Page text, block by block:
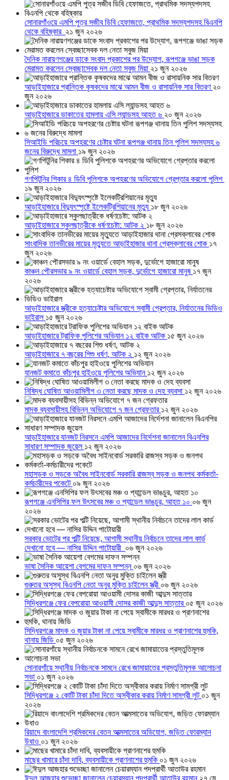
সোনারগাঁওয়ে এমপি পুত্র সজীব ডিবি হেফাজতে, প্রাথমিক সদস্যপদসহ বিএনপি
থেকে বহিষ্কার ২১ জুন ২০২৬
দৈনিক নারায়ণগঞ্জের ডাকে সংবাদ প্রকাশের পর উদ্যোগ, রূপগঞ্জে ভাঙা সড়ক
মেরামত করলেন স্বেচ্ছাসেবক দল নেতা সবুজ মিয়া ২১ জুন ২০২৬
আড়াইহাজারে প্রান্তিক কৃষকদের মাঝে আমন বীজ ও রাসায়নিক সার বিতরণ ২০
জুন ২০২৬
আড়াইহাজারে ডাকাতের হামলায় এসি ল্যান্ডসহ আহত ৬ ২০ জুন ২০২৬
সিআইডি পরিচয়ে অপহরণের চেষ্টার ঘটনা রূপগঞ্জ থানায় তিন পুলিশ সদস্যসহ ৬
জনের বিরুদ্ধে মামলা ১৯ জুন ২০২৬
গণপিটুনির শিকার ৪ ডিবি পুলিশকে অপহরণের অভিযোগে গ্রেপ্তার করলো পুলিশ
১৯ জুন ২০২৬
আড়াইহাজারে বিদ্যুৎস্পৃষ্টে ইলেকট্রিশিয়ানের মৃত্যু ১৮ জুন ২০২৬
আড়াইহাজারে স্কুলছাত্রীকে ধর্ষণচেষ্টা: আটক ২ ১৮ জুন ২০২৬
সাংবাদিক তানভীরের মায়ের মৃত্যুতে আড়াইহাজার থানা প্রেসক্লাবের শোক ১৭
জুন ২০২৬
কাঞ্চন পৌরসভার ৯ নং ওয়ার্ডে বেহাল সড়ক, দুর্ভোগে হাজারো মানুষ ১৭ জুন
২০২৬
আড়াইহাজারে স্ত্রীকে হত্যাচেষ্টার অভিযোগে স্বামী গ্রেপ্তার, নির্যাতনের ভিডিও
ভাইরাল ১৫ জুন ২০২৬
আড়াইহাজারে ট্রাফিক পুলিশের অভিযান ১২ বাইক আটক ১৫ জুন ২০২৬
আড়াইহাজারে ৭ বছরের শিশু ধর্ষণ, আটক ২ ১২ জুন ২০২৬
যানজট কমাতে কাঁচপুর হাইওয়ে পুলিশের অভিযান ১২ জুন ২০২৬
নিষিদ্ধ ঘোষিত আওয়ামিলীগ ৩ নেতা করছে মাদক ও দেহ ব্যবসা ১২ জুন ২০২৬
মাদক ব্যবসায়ীসহ বিভিন্ন অভিযোগে ৭ জন গ্রেফতার ১২ জুন ২০২৬
আড়াইহাজারে যানজট নিরসনে এমপি আজাদের নির্দেশনা জানালেন বিএনপির
সাধারণ সম্পাদক জুয়েল ১২ জুন ২০২৬
মহাসড়ক ও সড়কে অবৈধ সাইনবোর্ড সরকারি রাজস্ব সড়ক ও জনপথ কর্মকর্তা-
কর্মচারীদের পকেটে ০৯ জুন ২০২৬
রূপগঞ্জে এনসিপির ফল উৎসবের মঞ্চ ও প্যান্ডেল ভাঙচুর, আহত ১০ ০৬ জুন
২০২৬
সরকার ভোটের পর পল্টি নিয়েছে, আগামী স্থানীয় নির্বাচনে তাদের লাল কার্ড
দেখানো হবে — নাসির উদ্দিন পাটোয়ারী ০৬ জুন ২০২৬
ভাষা সৈনিক আয়েশা বেগমের দাফন সম্পন্ন ০৬ জুন ২০২৬
গুরুতর অসুস্থ বিএনপি নেতা অনুর মুক্তি চাইলেন স্ত্রী ০৬ জুন ২০২৬
সিদ্ধিরগঞ্জে ফের বেপরোয়া আওয়ামী দোসর কাজী আব্দুস সাত্তার ০৫ জুন ২০২৬
সিদ্ধিরগঞ্জে মাদক ও জুয়ার টাকা না পেয়ে স্বামীকে মারধর ও প্রাণনাশের হুমকি,
থানায় জিডি ০৫ জুন ২০২৬
সোনারগাঁয়ে স্থানীয় নির্বাচনকে সামনে রেখে জামায়াতের প্রস্তুতিমূলক আলোচনা
সভা ০১ জুন ২০২৬
সিদ্ধিরগঞ্জে ২ কোটি টাকা চাঁদা দিতে অস্বীকার করায় নির্মাণ সামগ্রী লুট ০১ জুন
২০২৬
রিয়াদে বাংলাদেশি শ্রমিকদের বেতন আত্মসাতের অভিযোগ, জড়িত ফোরম্যান
উধাও ০১ জুন ২০২৬
মাছের খামারে চাঁদা দাবি, ব্যবসায়ীকে প্রাণনাশের হুমকি ০১ জুন ২০২৬
ঈদুল আজহার শুভেচ্ছা জানালেন চেয়ারম্যান পদপ্রার্থী আতাউর রহমান ২৭ মে